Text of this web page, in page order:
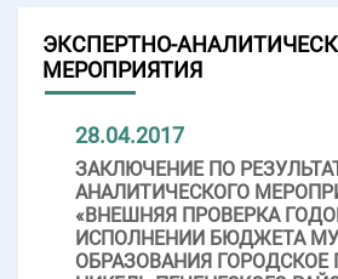
ЭКСПЕРТНО-
МЕРОПРИЯТИЯ
28.04.2017
ЗАКЛЮЧЕНИЕ ПО
АНАЛИТИЧЕСКОГО
«ВНЕШНЯЯ ПРОВЕРКА
ИСПОЛНЕНИИ БЮДЖЕТА
ОБРАЗОВАНИЯ ГОРОДСКОЕ